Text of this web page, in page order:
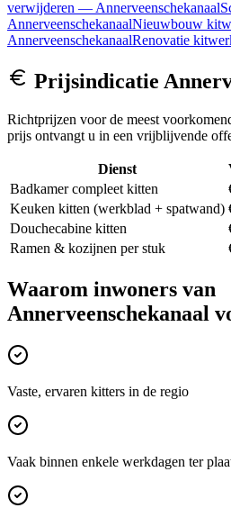
verwijderen — Annerveenschekanaal
AnnerveenschekanaalNieuwbouw
AnnerveenschekanaalRenovatie
Prijsindicatie
Richtprijzen voor de meest
prijs ontvangt u in een vrijblijvende
Dienst
Badkamer compleet kitten
Keuken kitten (werkblad + spatwand)
Douchecabine kitten
Ramen & kozijnen per stuk
Waarom inwoners van
Annerveenschekanaal
Vaste, ervaren kitters in de regio
Vaak binnen enkele werkdagen ter